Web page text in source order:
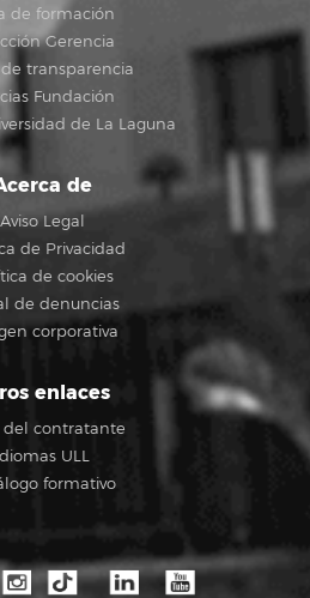
de formación
Gerencia
transparencia
Fundación
de La Laguna
de
Aviso Legal
de Privacidad
de cookies
de denuncias
corporativa
enlaces
del contratante
ULL
formativo